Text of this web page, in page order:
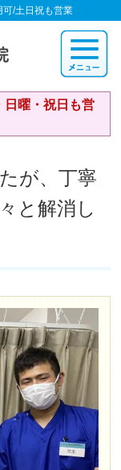
/土日祝も営業
日曜・祝日も営
が、丁寧
と解消し